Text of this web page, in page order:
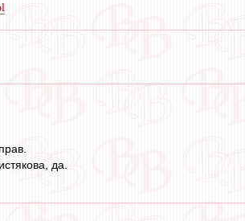
да.